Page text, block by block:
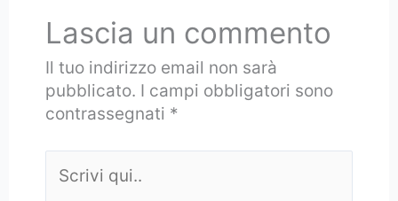
Lascia un commento
Il tuo indirizzo email non sarà
pubblicato. I campi obbligatori sono
contrassegnati *
qui..